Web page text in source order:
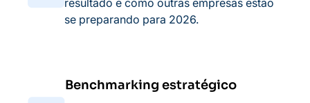
resultado e como outras empresas estão
se preparando para 2026.
Benchmarking estratégico